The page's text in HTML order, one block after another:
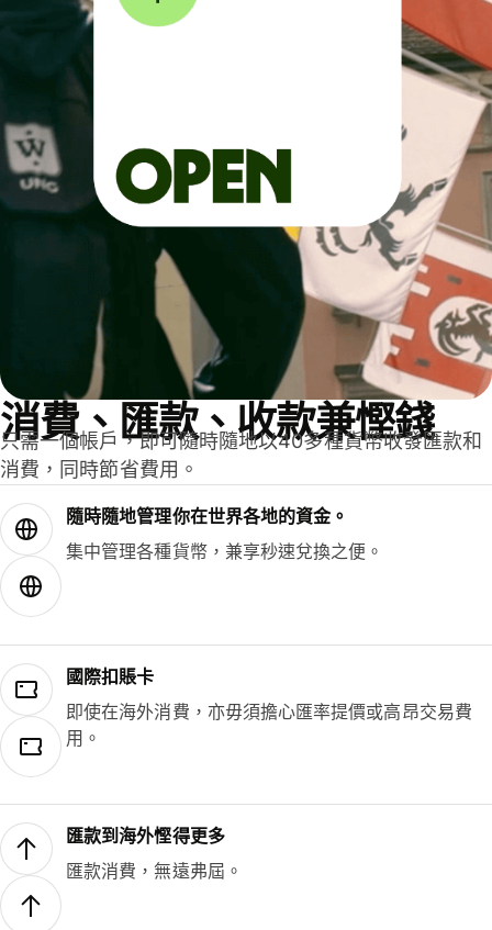
消費、匯款、收款兼慳錢
只需一個帳戶，即可隨時隨地以40多種貨幣收發匯款和
消費，同時節省費用。
隨時隨地管理你在世界各地的資金。
集中管理各種貨幣，兼享秒速兌換之便。
國際扣賬卡
即使在海外消費，亦毋須擔心匯率提價或高昂交易費
用。
匯款到海外慳得更多
匯款消費，無遠弗屆。